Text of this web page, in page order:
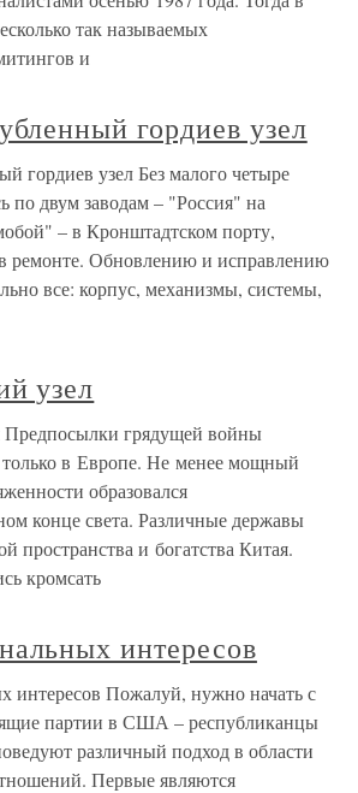
так называемых
и
гордиев узел
гордиев узел Без малого четыре
по двум заводам – "Россия" на
– в Кронштадтском порту,
ремонте. Обновлению и исправлению
все: корпус, механизмы, системы,
узел
Предпосылки грядущей войны
только в Европе. Не менее мощный
образовался
конце света. Различные державы
пространства и богатства Китая.
кромсать
интересов
интересов Пожалуй, нужно начать с
партии в США – республиканцы
различный подход в области
Первые являются